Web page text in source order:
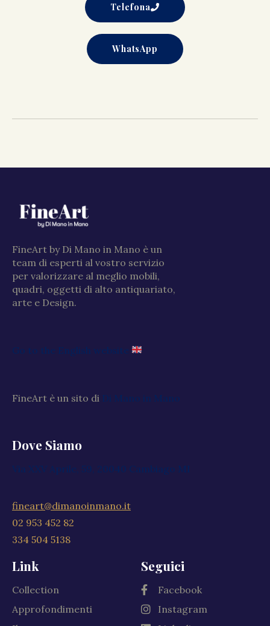
Telefona
WhatsApp
FineArt by Di Mano in Mano è un
team di esperti al vostro servizio
per valorizzare al meglio mobili,
quadri, oggetti di alto antiquariato,
arte e Design.
Go to the English website
FineArt è un sito di Di Mano in Mano
Dove Siamo
Via XXV Aprile, 59, 20040 Cambiago MI
fineart@dimanoinmano.it
02 953 452 82
334 504 5138
Link
Collection
Approfondimenti
Seguici
Facebook
Instagram